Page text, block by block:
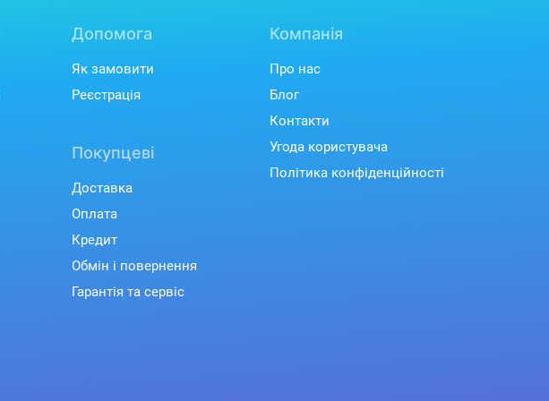
Допомога
Як замовити
Реєстрація
Покупцеві
Доставка
Оплата
Кредит
Обмін і повернення
Гарантія та сервіс
Компанія
Про нас
Блог
Контакти
Угода користувача
Політика конфіденційності